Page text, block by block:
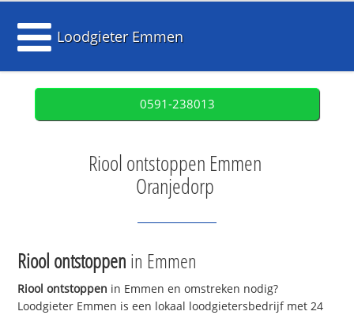
Loodgieter Emmen
0591-238013
Riool ontstoppen Emmen
Oranjedorp
Riool ontstoppen in Emmen
Riool ontstoppen in Emmen en omstreken nodig?
Loodgieter Emmen is een lokaal loodgietersbedrijf met 24